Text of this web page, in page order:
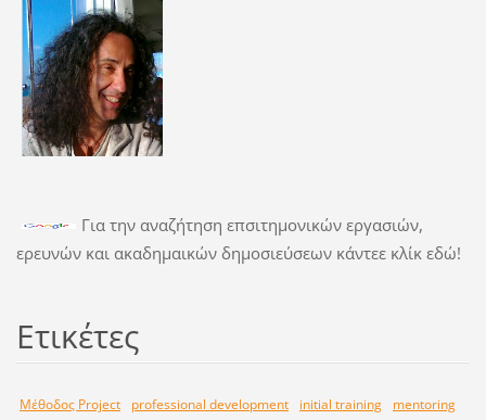
Για την αναζήτηση επσιτημονικών εργασιών,
ερευνών και ακαδημαικών δημοσιεύσεων κάντεε κλίκ εδώ!
Ετικέτες
Μέθοδος Project professional development initial training
mentoring